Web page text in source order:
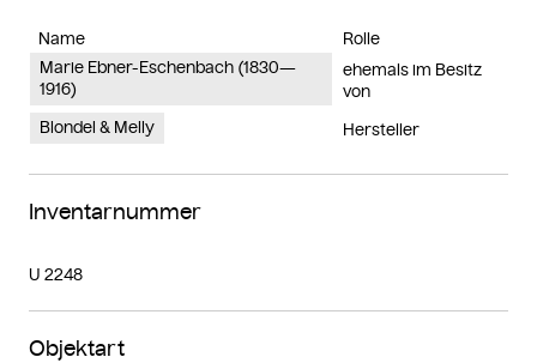
Name
Rolle
Marie Ebner-Eschenbach (1830—
1916)
ehemals im Besitz
von
Blondel & Melly
Hersteller
Inventarnummer
U 2248
Objektart